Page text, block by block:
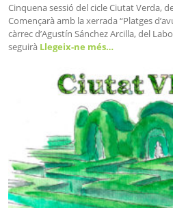
Cinquena sessió del cicle Ciutat Verda,
Començarà amb la xerrada “Platges
càrrec d’Agustín Sánchez Arcilla, del
seguirà Llegeix-ne més…